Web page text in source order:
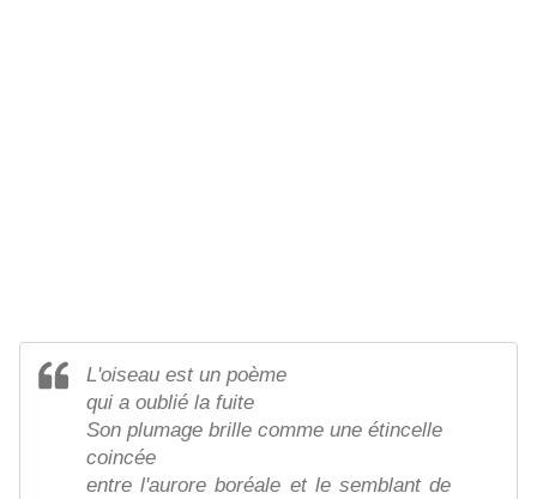
L'oiseau est un poème
qui a oublié la fuite
Son plumage brille comme une étincelle
coincée
entre l'aurore boréale et le semblant de